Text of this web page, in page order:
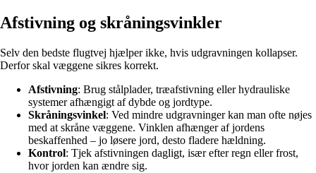
Afstivning og skråningsvinkler
Selv den bedste flugtvej hjælper ikke, hvis udgravningen kollapser.
Derfor skal væggene sikres korrekt.
Afstivning: Brug stålplader, træafstivning eller hydrauliske
systemer afhængigt af dybde og jordtype.
Skråningsvinkel: Ved mindre udgravninger kan man ofte nøjes
med at skråne væggene. Vinklen afhænger af jordens
beskaffenhed – jo løsere jord, desto fladere hældning.
Kontrol: Tjek afstivningen dagligt, især efter regn eller frost,
hvor jorden kan ændre sig.